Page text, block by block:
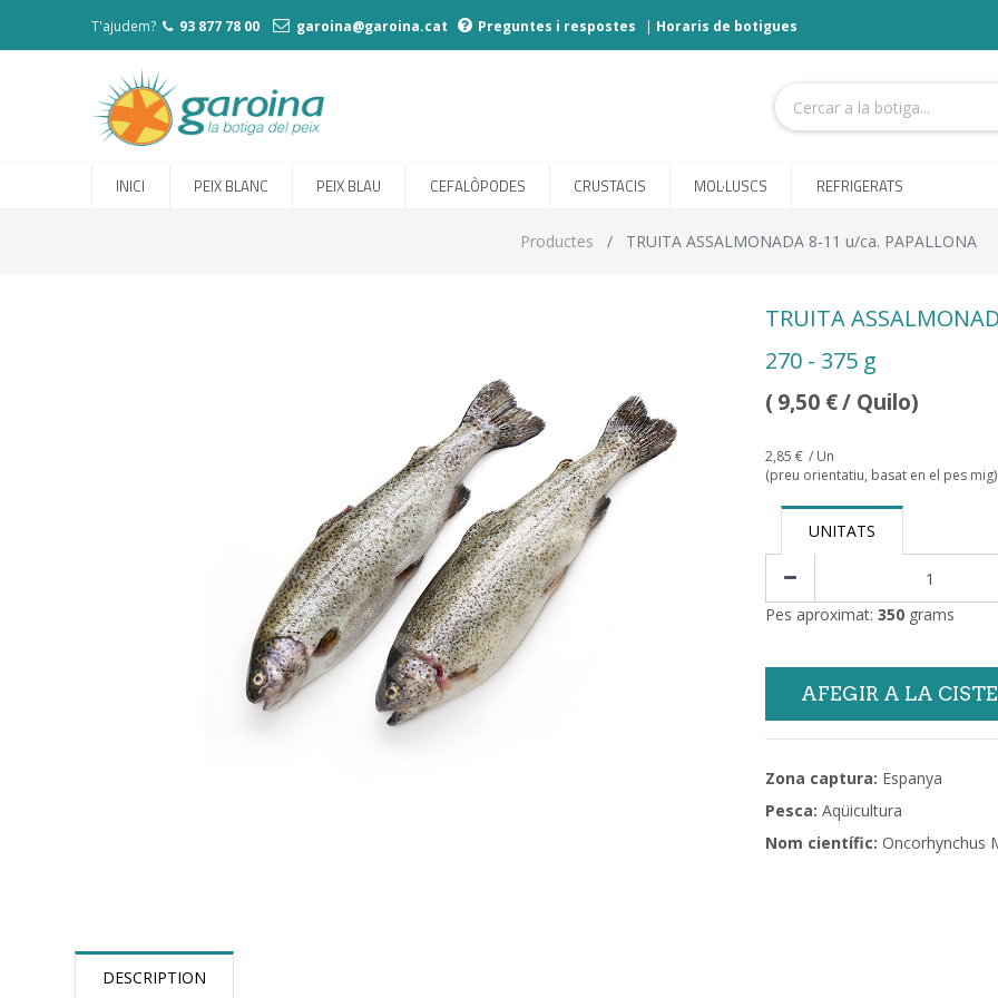
T'ajudem? 93 877 78 00 garoina@garoina.cat Preguntes i respostes | Horaris de botigues
INICI PEIX BLANC PEIX BLAU CEFALÒPODES CRUSTACIS MOL·LUSCS REFRIGERATS
Productes TRUITA ASSALMONADA 8-11 u/ca. PAPALLONA
TRUITA
270 - 375 g
(9,50 €/ Quilo)
2,85 € / Un
(preu orientatiu, basat en el pes mig)
UNITATS
Pes aproximat: 350 grams
AFEGIR A LA
Zona captura: Espanya
Pesca: Aqüicultura
Nom científic: Oncorhynchus
DESCRIPTION